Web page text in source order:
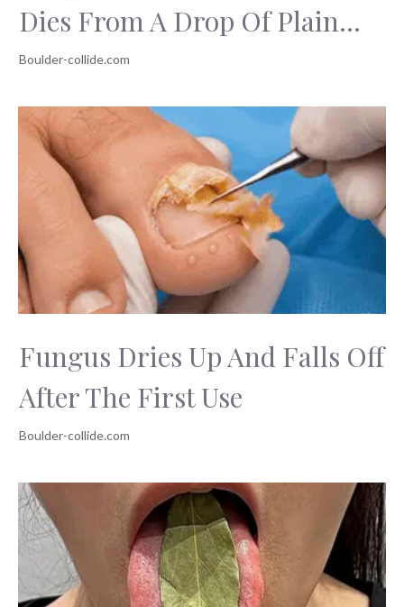
Dies From A Drop Of Plain...
Fungus Dries Up And Falls Off
After The First Use